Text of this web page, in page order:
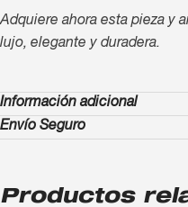
Adquiere ahora esta pieza y
lujo, elegante y duradera.
Información adicional
Envío Seguro
Productos